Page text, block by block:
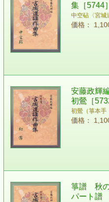
集［5744］
中空砧〈宮城
価格：
安藤政輝
初鶯［
初鶯（箏本
価格：
箏譜 秋
パート譜